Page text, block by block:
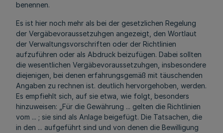
benennen.
Es ist hier noch mehr als bei der gesetzlichen Regelung
der Vergäbevoraussetzuhgen angezeigt, den Wortlaut
der Verwaltungsvorschriften oder der Richtlinien
aufzuführen oder als Abdruck beizufügen. Dabei sollten
die wesentlichen Vergäbevoraussetzuhgen, insbesondere
diejenigen, bei denen erfahrungsgemäß mit täuschenden
Angaben zu rechnen ist. deutlich hervorgehoben, werden.
Es empfiehlt sich, auf sie etwa, wie folgt, besonders
hinzuweisen: „Für die Gewährung ... gelten die Richtlinien
vom ... ; sie sind als Anlage beigefügt. Die Tatsachen, die
in den ... aufgeführt sind und von denen die Bewilligung